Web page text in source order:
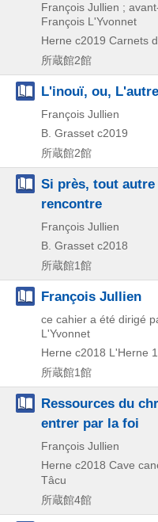
François Jullien ;
François L'Yvonnet
Herne c2019 Carnets
所蔵館2館
L'inouï, ou,
François Jullien
B. Grasset c2019
所蔵館2館
Si près, tout
rencontre
François Jullien
B. Grasset c2018
所蔵館1館
François Jullien
ce cahier a été dirigé
L'Yvonnet
Herne c2018 L'Herne
所蔵館1館
Ressources du
entrer par la foi
François Jullien
Herne c2018 Cave
Tâcu
所蔵館4館